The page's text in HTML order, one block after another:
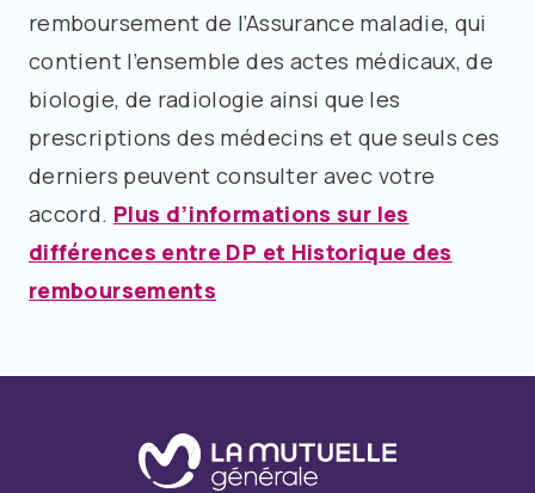
remboursement de l’Assurance maladie, qui
contient l’ensemble des actes médicaux, de
biologie, de radiologie ainsi que les
prescriptions des médecins et que seuls ces
derniers peuvent consulter avec votre
accord. Plus d’informations sur les
différences entre DP et Historique des
remboursements